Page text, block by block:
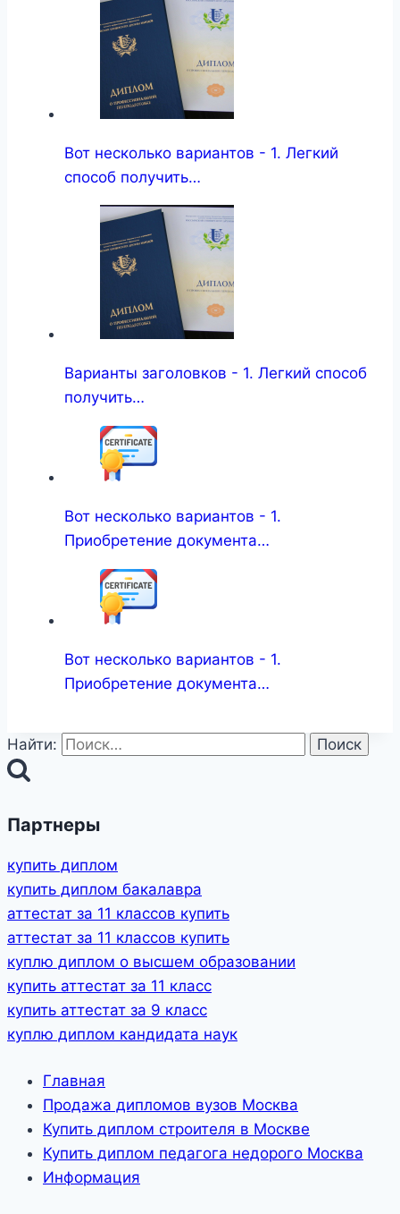
Вот несколько вариантов - 1. Легкий
способ получить…
Варианты заголовков - 1. Легкий способ
получить…
Вот несколько вариантов - 1.
Приобретение документа…
Вот несколько вариантов - 1.
Приобретение документа…
Найти:
Партнеры
купить диплом
купить диплом бакалавра
аттестат за 11 классов купить
аттестат за 11 классов купить
куплю диплом о высшем образовании
купить аттестат за 11 класс
купить аттестат за 9 класс
куплю диплом кандидата наук
Главная
Продажа дипломов вузов Москва
Купить диплом строителя в Москве
Купить диплом педагога недорого Москва
Информация